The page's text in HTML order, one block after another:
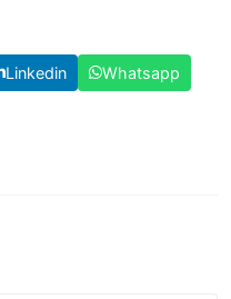
Linkedin
Whatsapp